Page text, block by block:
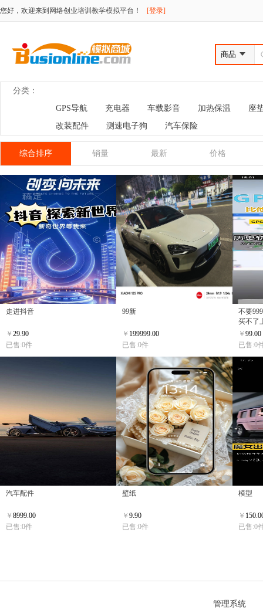
您好，欢迎来到网络创业培训教学模拟平台！ [登录]
分类：
GPS导航
充电器 车载影音 加热保温
座
改装配件
测速电子狗 汽车保险
综合排序 销量 最新 价格
走进抖音
￥ 29.90
已售:0件
99新
￥ 199999.00
已售:0件
不要
买不了
￥ 99.00
已售:0
汽车配件
￥ 8999.00
已售:0件
壁纸
￥ 9.90
已售:0件
模型
￥
已售:0
管理系统